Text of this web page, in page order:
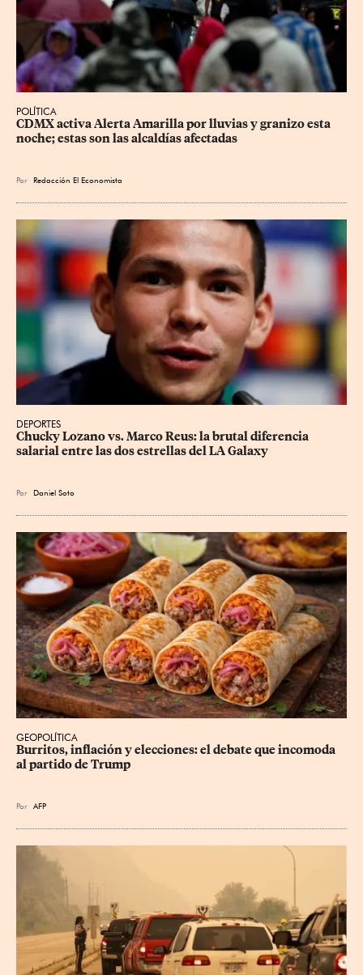
POLÍTICA
CDMX activa Alerta Amarilla por lluvias y granizo esta
noche; estas son las alcaldías afectadas
Por Redacción El Economista
DEPORTES
Chucky Lozano vs. Marco Reus: la brutal diferencia
salarial entre las dos estrellas del LA Galaxy
Por Daniel Soto
GEOPOLÍTICA
Burritos, inflación y elecciones: el debate que incomoda
al partido de Trump
Por AFP